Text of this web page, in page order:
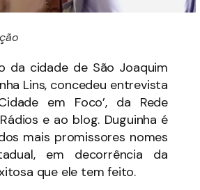
da cidade de São Joaquim
Lins, concedeu entrevista
em Foco’, da Rede
e ao blog. Duguinha é
mais promissores nomes
em decorrência da
que ele tem feito.